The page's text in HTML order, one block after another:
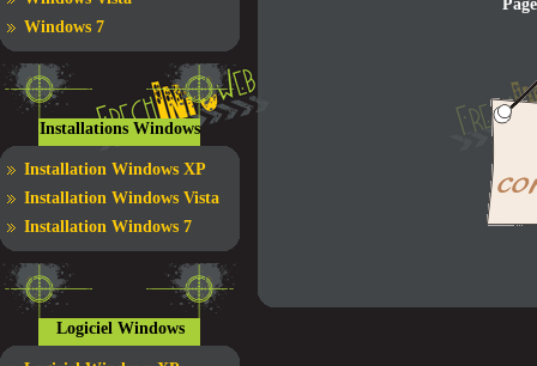
Windows 7
Installations Windows
Installation Windows XP
Installation Windows Vista
Installation Windows 7
Logiciel Windows